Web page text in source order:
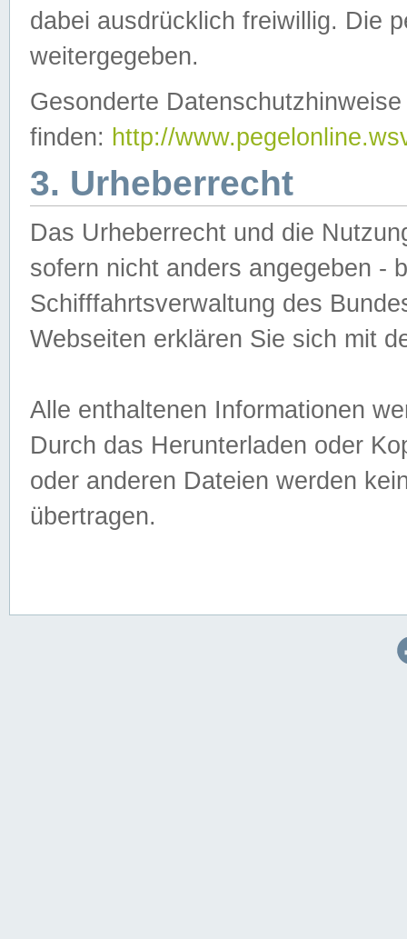
dabei ausdrücklich freiwillig. Die
weitergegeben.
Gesonderte
finden: http://
3. Urheberrecht
Das Urheberrecht und die
sofern nicht anders angegeben -
Schifffahrtsverwaltung des
Webseiten erklären Sie sich mit
Alle enthaltenen Informationen
Durch das Herunterladen oder
oder anderen Dateien werden
übertragen.